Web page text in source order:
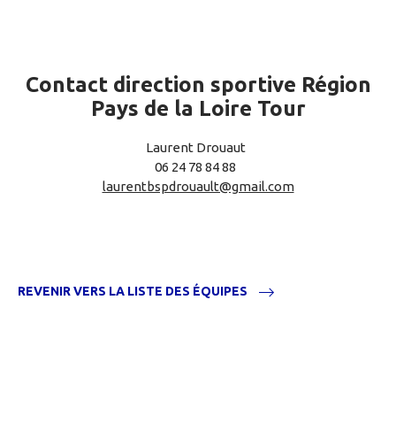
Contact direction sportive Région
Pays de la Loire Tour
Laurent Drouaut
06 24 78 84 88
laurentbspdrouault@gmail.com
REVENIR VERS LA LISTE DES ÉQUIPES